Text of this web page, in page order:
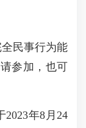
民事行为能
参加，也可
年8月24